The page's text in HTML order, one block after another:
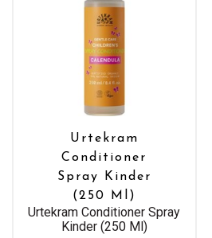
Urtekram
Conditioner
Spray Kinder
(250 Ml)
Urtekram Conditioner Spray
Kinder (250 Ml)